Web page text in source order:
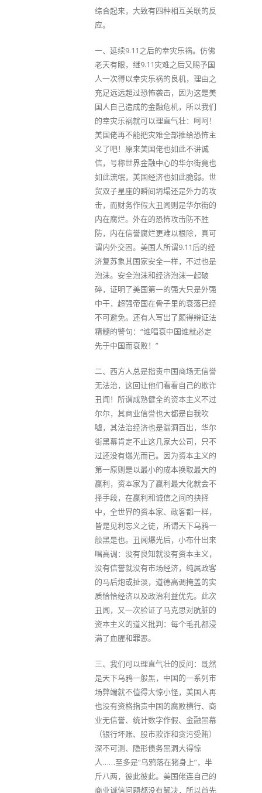
综合起来，大致有四种相互关联的反
应。
一、延续9.11之后的幸灾乐祸。仿佛
老天有眼，继9.11灾难之后又赐予国
人一次得以幸灾乐祸的良机，理由之
充足远远超过恐怖袭击，因为这是美
国人自己造成的金融危机，所以我们
的幸灾乐祸就可以理直气壮：呵呵！
美国佬再不能把灾难全部推给恐怖主
义了吧！原来美国佬也如此不讲诚
信，号称世界金融中心的华尔街竟也
如此流氓，美国经济也如此脆弱。世
贸双子星座的瞬间坍塌还是外力的攻
击，而财务作假大丑闻则是华尔街的
内在腐烂。外在的恐怖攻击防不胜
防，内在信誉腐烂更难以根除，真可
谓内外交困。美国人所谓9.11后的经
济复苏象其国家安全一样，不过也是
泡沫。安全泡沫和经济泡沫一起破
碎，证明了美国第一的强大只是外强
中干，超强帝国在骨子里的衰落已经
不可避免。还有人写出了颇得辩证法
精髓的警句：“谁唱衰中国谁就必定
先于中国而衰败！”
二、西方人总是指责中国商场无信誉
无法治，这回让他们看看自己的欺诈
丑闻！所谓成熟健全的资本主义不过
尔尔，其商业信誉也大都是自我吹
嘘，其法治经济也是漏洞百出，华尔
街黑幕肯定不止这几家大公司，只不
过还没有爆光而已。因为资本主义的
第一原则是以最小的成本换取最大的
赢利，资本家为了赢利最大化就会不
择手段，在赢利和诚信之间的抉择
中，全世界的资本家、政客都一样，
皆是见利忘义之徒，所谓天下乌鸦一
般黑是也。丑闻爆光后，小布什出来
唱高调：没有良知就没有资本主义，
没有信誉就没有市场经济，纯属政客
的马后炮或扯淡，道德高调掩盖的实
质恰恰经济以及政治利益优先。此次
丑闻，又一次验证了马克思对肮脏的
资本主义的道义批判：每个毛孔都浸
满了血腥和罪恶。
三、我们可以理直气壮的反问：既然
是天下乌鸦一般黑，中国的一系列市
场弊端就不值得大惊小怪，美国人再
也没有资格指责中国的腐败横行、商
业无信誉、统计数字作假、金融黑幕
（银行坏账、股市欺诈和贪污受贿）
深不可测、隐形债务黑洞大得惊
人……至多是“乌鸦落在猪身上”，半
斤八两，彼此彼此。美国佬连自己的
商业诚信问题都没有解决，所以首先